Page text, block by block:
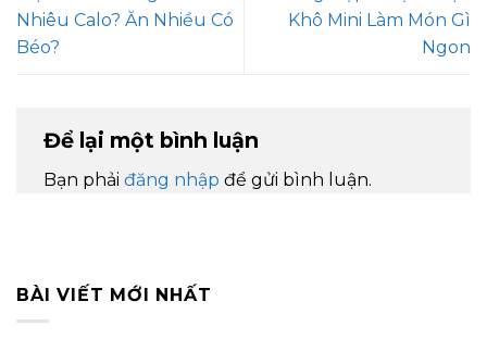
Nhiêu Calo? Ăn Nhiều Có
Béo?
Khô Mini Làm Món Gì
Ngon
Để lại một bình luận
Bạn phải đăng nhập để gửi bình luận.
BÀI VIẾT MỚI NHẤT